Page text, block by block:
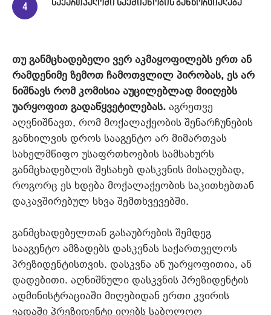
თუ განმცხადებელი ვერ აკმაყოფილებს ერთ ან
რამდენიმე ზემოთ ჩამოთვლილ პირობას, ეს არ
ნიშნავს რომ კომისია აუცილებლად მიიღებს
უარყოფით გადაწყვეტილებას. აგრეთვე
აღვნიშნავთ, რომ მოქალაქეობის შენარჩუნების
განხილვის დროს სააგენტო არ მიმართვას
სახელმწიფო უსაფრთხოების სამსახურს
განმცხადებლის შესახებ დასკვნის მისაღებად,
როგორც ეს ხდება მოქალაქეობის საკითხებთან
დაკავშირებულ სხვა შემთხვევებში.
განმცხადებელთან გასაუბრების შემდეგ
სააგენტო ამზადებს დასკვნას საქართველოს
პრეზიდენტისთვის. დასკვნა ან უარყოფითია, ან
დადებითი. აღნიშნული დასკვნის პრეზიდენტის
ადმინისტრაციაში მიღებიდან ერთი კვირის
ვადაში პრეზიდენტი იღებს საბოლოო